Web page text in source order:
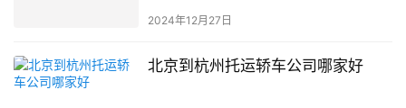
2024年12月27日
北京到杭州托运轿车公司哪家好